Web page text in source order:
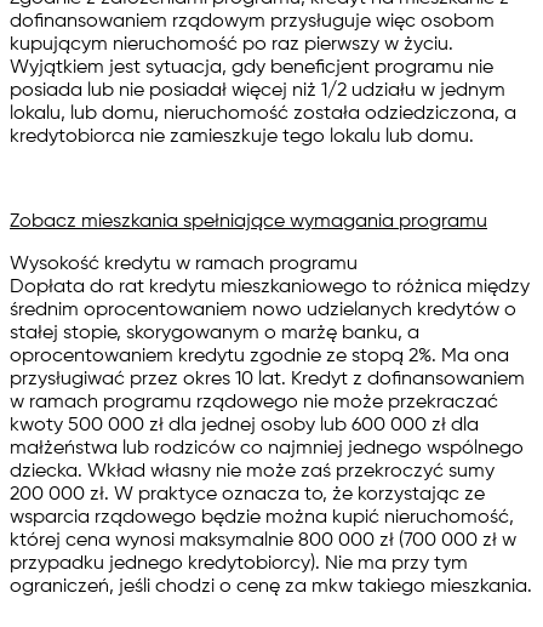
dofinansowaniem rządowym przysługuje więc osobom
kupującym nieruchomość po raz pierwszy w życiu.
Wyjątkiem jest sytuacja, gdy beneficjent programu nie
posiada lub nie posiadał więcej niż 1/2 udziału w jednym
lokalu, lub domu, nieruchomość została odziedziczona, a
kredytobiorca nie zamieszkuje tego lokalu lub domu.
Zobacz mieszkania spełniające wymagania programu
Wysokość kredytu w ramach programu
Dopłata do rat kredytu mieszkaniowego to różnica między
średnim oprocentowaniem nowo udzielanych kredytów o
stałej stopie, skorygowanym o marżę banku, a
oprocentowaniem kredytu zgodnie ze stopą 2%. Ma ona
przysługiwać przez okres 10 lat. Kredyt z dofinansowaniem
w ramach programu rządowego nie może przekraczać
kwoty 500 000 zł dla jednej osoby lub 600 000 zł dla
małżeństwa lub rodziców co najmniej jednego wspólnego
dziecka. Wkład własny nie może zaś przekroczyć sumy
200 000 zł. W praktyce oznacza to, że korzystając ze
wsparcia rządowego będzie można kupić nieruchomość,
której cena wynosi maksymalnie 800 000 zł (700 000 zł w
przypadku jednego kredytobiorcy). Nie ma przy tym
ograniczeń, jeśli chodzi o cenę za mkw takiego mieszkania.